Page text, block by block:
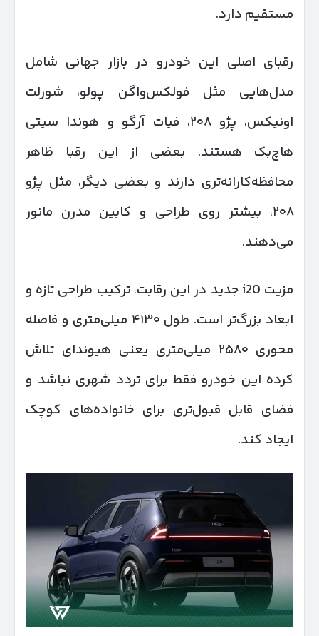
مستقیم دارد.
رقبای اصلی این خودرو در بازار جهانی شامل
مدل‌هایی مثل فولکس‌واگن پولو، شورلت
اونیکس، پژو ۲۰۸، فیات آرگو و هوندا سیتی
هاچ‌بک هستند. بعضی از این رقبا ظاهر
محافظه‌کارانه‌تری دارند و بعضی دیگر، مثل پژو
۲۰۸، بیشتر روی طراحی و کابین مدرن مانور
می‌دهند.
مزیت i20 جدید در این رقابت، ترکیب طراحی تازه و
ابعاد بزرگ‌تر است. طول ۴۱۳۰ میلی‌متری و فاصله
محوری ۲۵۸۰ میلی‌متری یعنی هیوندای تلاش
کرده این خودرو فقط برای تردد شهری نباشد و
فضای قابل قبول‌تری برای خانواده‌های کوچک
ایجاد کند.